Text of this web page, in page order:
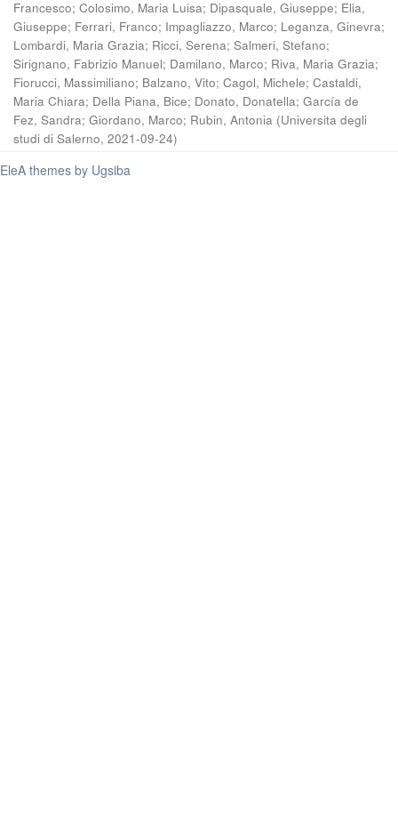
Francesco; Colosimo, Maria Luisa; Dipasquale, Giuseppe; Elia,
Giuseppe; Ferrari, Franco; Impagliazzo, Marco; Leganza, Ginevra;
Lombardi, Maria Grazia; Ricci, Serena; Salmeri, Stefano;
Sirignano, Fabrizio Manuel; Damilano, Marco; Riva, Maria Grazia;
Fiorucci, Massimiliano; Balzano, Vito; Cagol, Michele; Castaldi,
Maria Chiara; Della Piana, Bice; Donato, Donatella; García de
Fez, Sandra; Giordano, Marco; Rubin, Antonia (Universita degli
studi di Salerno, 2021-09-24)
EleA themes by Ugsiba